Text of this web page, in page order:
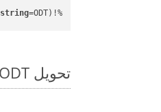
%!(EXTRA
string=ODT)
تحويل MD Files to ODT بسيط على SDK Go